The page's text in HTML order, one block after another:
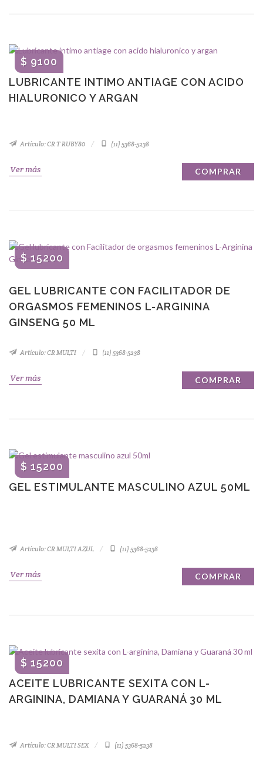
LUBRICANTE INTIMO ANTIAGE CON ACIDO
HIALURONICO Y ARGAN
$ 9100
Artículo: CR T RUBY80 (11) 5368-5238
Ver más COMPRAR
GEL LUBRICANTE CON FACILITADOR DE
ORGASMOS FEMENINOS L-ARGININA
GINSENG 50 ML
$ 15200
Artículo: CR MULTI (11) 5368-5238
Ver más COMPRAR
GEL ESTIMULANTE MASCULINO AZUL 50ML
$ 15200
Artículo: CR MULTI AZUL (11) 5368-5238
Ver más COMPRAR
ACEITE LUBRICANTE SEXITA CON L-
ARGININA, DAMIANA Y GUARANÁ 30 ML
$ 15200
Artículo: CR MULTI SEX (11) 5368-5238